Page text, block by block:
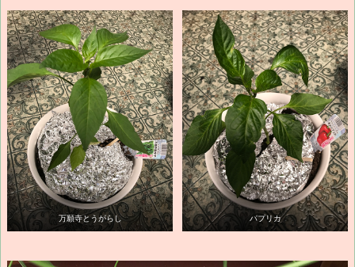
万願寺とうがらし パプリカ